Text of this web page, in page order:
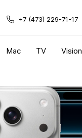
+7 (473) 229-71-17
Mac TV Vision